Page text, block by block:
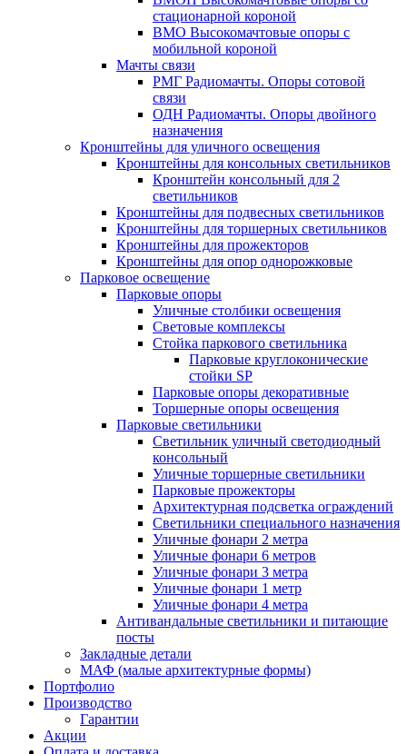
стационарной короной
ВМО Высокомачтовые опоры с
мобильной короной
Мачты связи
РМГ Радиомачты. Опоры сотовoй
связи
ОДН Радиомачты. Опоры двойного
назначения
Кронштейны для уличного освещения
Кронштейны для консольных светильников
Кронштейн консольный для 2
светильников
Кронштейны для подвесных светильников
Кронштейны для торшерных светильников
Кронштейны для прожекторов
Кронштейны для опор однорожковые
Парковое освещение
Парковые опоры
Уличные столбики освещения
Световые комплексы
Стойка паркового светильника
Парковые круглоконические
стойки SP
Парковые опоры декоративные
Торшерные опоры освещения
Парковые светильники
Светильник уличный светодиодный
консольный
Уличные торшерные светильники
Парковые прожекторы
Архитектурная подсветка ограждений
Светильники специального назначения
Уличные фонари 2 метра
Уличные фонари 6 метров
Уличные фонари 3 метра
Уличные фонари 1 метр
Уличные фонари 4 метра
Антивандальные светильники и питающие
посты
Закладные детали
МАФ (малые архитектурные формы)
Портфолио
Производство
Гарантии
Акции